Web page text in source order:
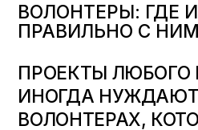
ВОЛОНТЕРЫ: ГДЕ
ПРАВИЛЬНО С
ПРОЕКТЫ
ИНОГДА
ВОЛОНТЕРАХ,